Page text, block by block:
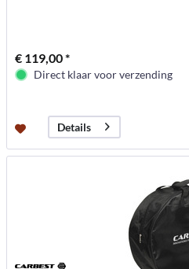
€ 119,00 *
Direct klaar voor verzending
Details